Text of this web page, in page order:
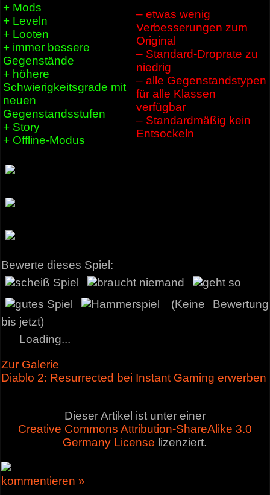
+ Mods
+ Leveln
+ Looten
+ immer bessere
Gegenstände
+ höhere
Schwierigkeitsgrade mit
neuen
Gegenstandsstufen
+ Story
+ Offline-Modus
– etwas wenig
Verbesserungen zum
Original
– Standard-Droprate zu
niedrig
– alle Gegenstandstypen
für alle Klassen
verfügbar
– Standardmäßig kein
Entsockeln
Bewerte dieses Spiel:
(Keine Bewertung
bis jetzt)
Loading...
Zur Galerie
Diablo 2: Resurrected bei Instant Gaming erwerben
Dieser Artikel ist unter einer
Creative Commons Attribution-ShareAlike 3.0
Germany License lizenziert.
kommentieren »